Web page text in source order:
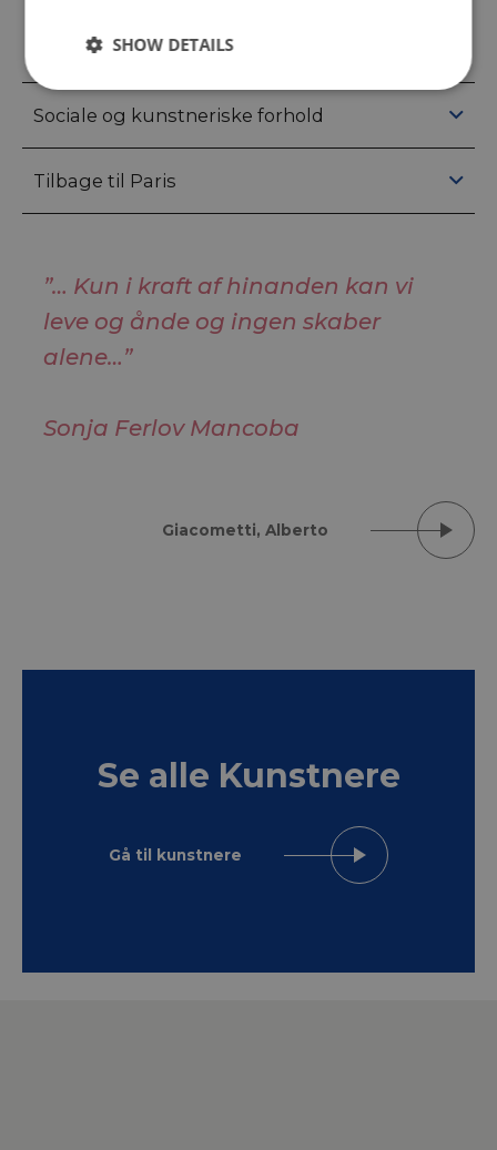
Del af den danske avantgarde
Sociale og kunstneriske forhold
Tilbage til Paris
”… Kun i kraft af hinanden kan vi
leve og ånde og ingen skaber
alene…”
Sonja Ferlov Mancoba
Giacometti, Alberto
Se alle Kunstnere
Gå til kunstnere
SHOW DETAILS